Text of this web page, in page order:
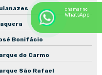
Bonifácio
do Carmo
São Rafael
chamar no
WhatsApp